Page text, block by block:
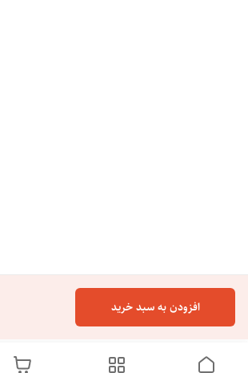
افزودن به سبد خرید